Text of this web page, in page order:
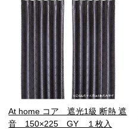
At home コア 遮光1級 断熱 遮
音 150×225 GY １枚入